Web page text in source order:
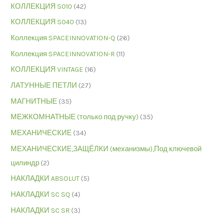
КОЛЛЕКЦИЯ S010 (42)
КОЛЛЕКЦИЯ S040 (13)
Коллекция SPACEINNOVATION-Q (26)
Коллекция SPACEINNOVATION-R (11)
КОЛЛЕКЦИЯ VINTAGE (16)
ЛАТУННЫЕ ПЕТЛИ (27)
МАГНИТНЫЕ (35)
МЕЖКОМНАТНЫЕ (только под ручку) (35)
МЕХАНИЧЕСКИЕ (34)
МЕХАНИЧЕСКИЕ,ЗАЩЁЛКИ (механизмы),Под ключевой
цилиндр (2)
НАКЛАДКИ ABSOLUT (5)
НАКЛАДКИ SC SQ (4)
НАКЛАДКИ SC SR (3)